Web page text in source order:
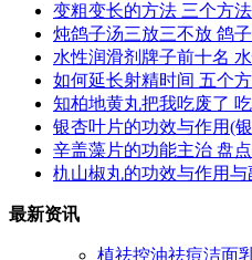
变粗变长的方法 三个方
炖鸽子汤三放三不放 鸽
水性润滑剂牌子前十名
如何延长射精时间 五个
知柏地黄丸把我吃废了
银杏叶片的功效与作用(
辛盖藻片的功能主治 盘
朹山椒丸的功效与作用与
最新资讯
植祛控油祛痘洁面